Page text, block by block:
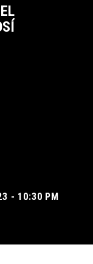
- 10:30 PM